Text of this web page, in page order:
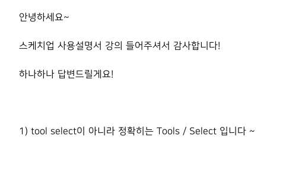
안녕하세요~
스케치업 사용설명서 강의 들어주셔서 감사합니다!
하나하나 답변드릴게요!
1) tool select이 아니라 정확히는 Tools / Select 입니다 ~